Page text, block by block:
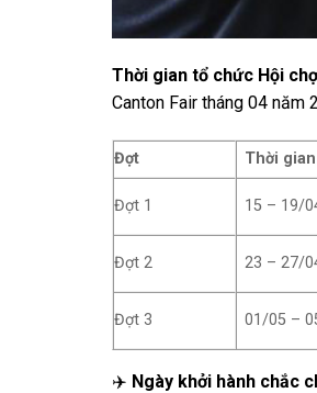
Thời gian tổ chức Hội
Canton Fair tháng 04 năm
Đợt Thời gian
Đợt 1 15 – 19/
Đợt 2 23 – 27/
Đợt 3 01/05 –
✈️ Ngày khởi hành chắc